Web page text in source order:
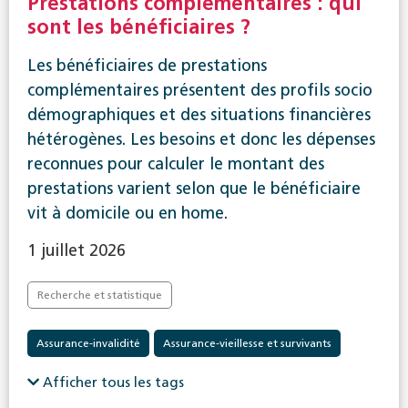
sont les bénéficiaires ?
Les bénéficiaires de prestations
complémentaires présentent des profils socio
démographiques et des situations financières
hétérogènes. Les besoins et donc les dépenses
reconnues pour calculer le montant des
prestations varient selon que le bénéficiaire
vit à domicile ou en home.
1 juillet 2026
Recherche et statistique
Assurance-invalidité Assurance-vieillesse et survivants
Prestations complémentaires
Afficher tous les tags